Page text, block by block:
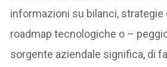
informazioni su bilanci, strategie
roadmap tecnologiche o –
sorgente aziendale significa, di